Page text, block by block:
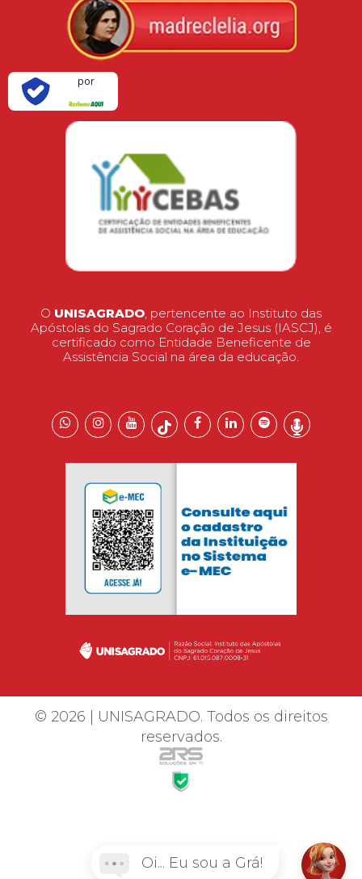
por
O UNISAGRADO , pertencente ao Instituto das
Apóstolas do Sagrado Coração de Jesus (IASCJ), é
certificado como Entidade Beneficente de
Assistência Social na área da educação.
© 2026 | UNISAGRADO. Todos os direitos
reservados.
Oi... Eu sou a Grá!